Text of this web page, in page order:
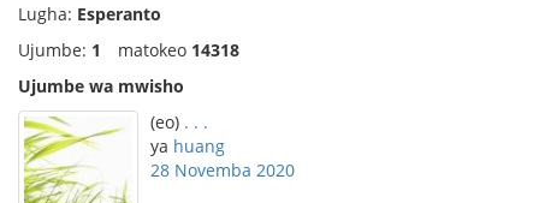
Lugha: Esperanto
Ujumbe: 1 matokeo 14318
Ujumbe wa mwisho
(eo) . . .
ya huang
28 Novemba 2020